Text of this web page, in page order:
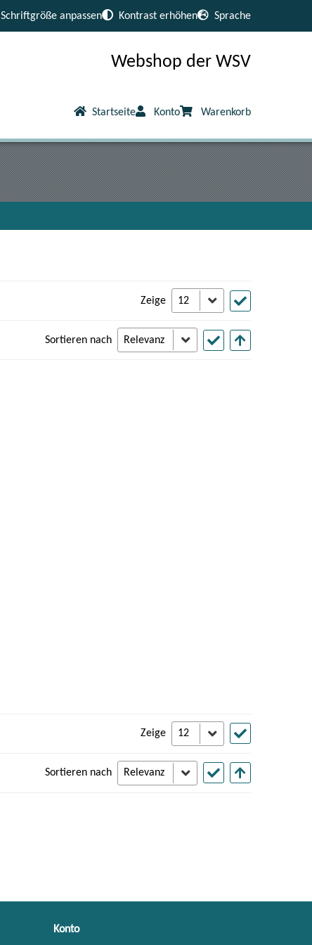
Schriftgröße anpassen Kontrast erhöhen Sprache
Webshop der WSV
Startseite Konto Warenkorb
Zeige
Sortieren nach
Zeige
Sortieren nach
Konto